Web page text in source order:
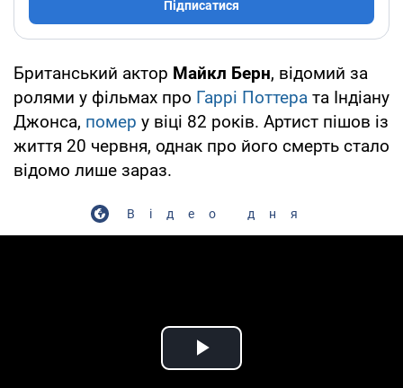
Підписатися
Британський актор Майкл Берн, відомий за
ролями у фільмах про Гаррі Поттера та Індіану
Джонса, помер у віці 82 років. Артист пішов із
життя 20 червня, однак про його смерть стало
відомо лише зараз.
Відео дня
Play Video